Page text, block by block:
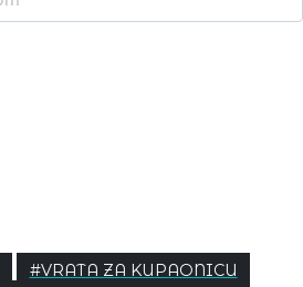
#VRATA ZA KUPAONICU